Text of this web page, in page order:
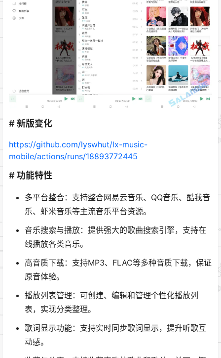
# 新版变化
https://github.com/lyswhut/lx-music-
mobile/actions/runs/18893772445
# 功能特性
多平台整合：支持整合网易云音乐、QQ音乐、酷我音
乐、虾米音乐等主流音乐平台资源。
音乐搜索与播放：提供强大的歌曲搜索引擎，支持在
线播放各类音乐。
高音质下载：支持MP3、FLAC等多种音质下载，保证
原音体验。
播放列表管理：可创建、编辑和管理个性化播放列
表，实现分类整理。
歌词显示功能：支持实时同步歌词显示，提升听歌互
动感。